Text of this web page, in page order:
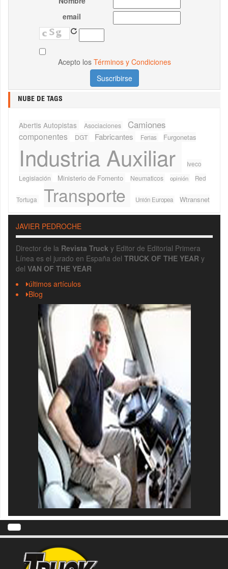
email
Acepto los Términos y Condiciones
NUBE DE TAGS
Abertis Autopistas Asociaciones Camiones
componentes DGT Fabricantes Ferias Furgonetas
Industria Auxiliar
Iveco
Legislación
Ministerio de Fomento Neumaticos opinión Red
Tortuga Transporte Unión Europea Wtransnet
JAVIER PEDROCHE
Director de la Revista Truck y Editor de Editorial Primera
Línea es el jurado en España del TRUCK OF THE YEAR y
del VAN OF THE YEAR
últimos artículos
Blog